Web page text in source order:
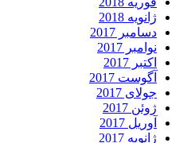
ژانویه 2018
دسامبر 2017
نوامبر 2017
اکتبر 2017
آگوست 2017
جولای 2017
ژوئن 2017
آوریل 2017
ژانویه 2017